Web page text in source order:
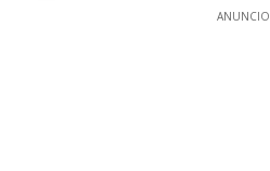
ANUNCIO